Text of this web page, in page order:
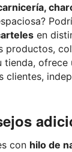
en
productos,
tienda, ofrece
clientes,
con hilo de